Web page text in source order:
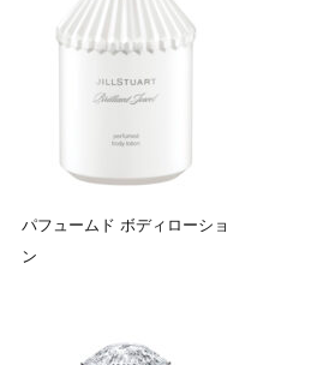
パフュームド ボディローショ
ン